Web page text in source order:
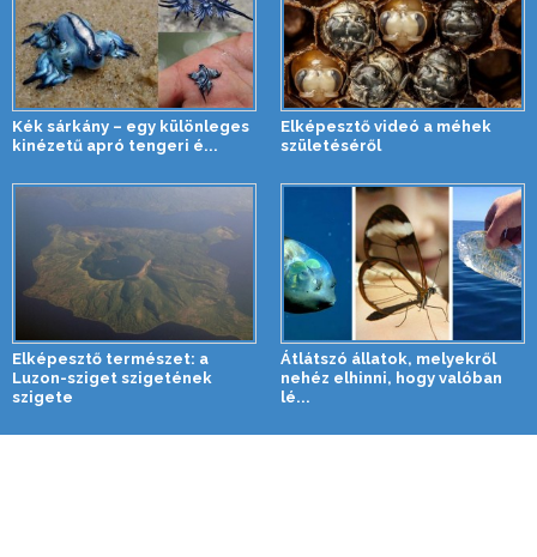
Kék sárkány – egy különleges
kinézetű apró tengeri é...
Elképesztő videó a méhek
születéséről
Elképesztő természet: a
Luzon-sziget szigetének
szigete
Átlátszó állatok, melyekről
nehéz elhinni, hogy valóban
lé...